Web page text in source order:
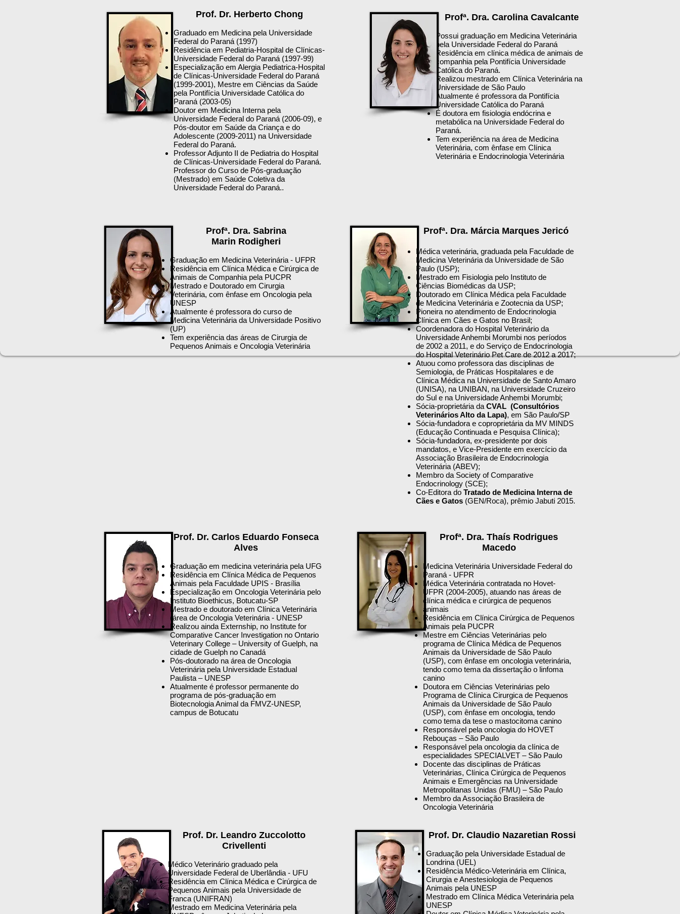
Prof. Dr. Herberto Chong
Graduado em Medicina pela Universidade
Federal do Paraná (1997)
Residência em Pediatria-Hospital de Clínicas-
Universidade Federal do Paraná (1997-99)
Especialização em Alergia Pediatrica-Hospital
de Clínicas-Universidade Federal do Paraná
(1999-2001), Mestre em Ciências da Saúde
pela Pontifícia Universidade Católica do
Paraná (2003-05)
Doutor em Medicina Interna pela
Universidade Federal do Paraná (2006-09), e
Pós-doutor em Saúde da Criança e do
Adolescente (2009-2011) na Universidade
Federal do Paraná.
Professor Adjunto II de Pediatria do Hospital
de Clínicas-Universidade Federal do Paraná.
Professor do Curso de Pós-graduação
(Mestrado) em Saúde Coletiva da
Universidade Federal do Paraná..
Profª. Dra. Carolina Cavalcante
Possui graduação em Medicina Veterinária
pela Universidade Federal do Paraná
Residência em clínica médica de animais de
companhia pela Pontifícia Universidade
Católica do Paraná.
Realizou mestrado em Clínica Veterinária na
Universidade de São Paulo
Atualmente é professora da Pontifícia
Universidade Católica do Paraná
É doutora em fisiologia endócrina e
metabólica na Universidade Federal do
Paraná.
Tem experiência na área de Medicina
Veterinária, com ênfase em Clínica
Veterinária e Endocrinologia Veterinária
Profª. Dra. Sabrina
Marin Rodigheri
Graduação em Medicina Veterinária - UFPR
Residência em Clínica Médica e Cirúrgica de
Animais de Companhia pela PUCPR
Mestrado e Doutorado em Cirurgia
Veterinária, com ênfase em Oncologia pela
UNESP
Atualmente é professora do curso de
Medicina Veterinária da Universidade Positivo
(UP)
Tem experiência das áreas de Cirurgia de
Pequenos Animais e Oncologia Veterinária
Profª. Dra. Márcia Marques Jericó
Médica veterinária, graduada pela Faculdade de
Medicina Veterinária da Universidade de São
Paulo (USP);
Mestrado em Fisiologia pelo Instituto de
Ciências Biomédicas da USP;
Doutorado em Clínica Médica pela Faculdade
de Medicina Veterinária e Zootecnia da USP;
Pioneira no atendimento de Endocrinologia
Clínica em Cães e Gatos no Brasil;
Coordenadora do Hospital Veterinário da
Universidade Anhembi Morumbi nos períodos
de 2002 a 2011, e do Serviço de Endocrinologia
do Hospital Veterinário Pet Care de 2012 a 2017;
Atuou como professora das disciplinas de
Semiologia, de Práticas Hospitalares e de
Clínica Médica na Universidade de Santo Amaro
(UNISA), na UNIBAN, na Universidade Cruzeiro
do Sul e na Universidade Anhembi Morumbi;
Sócia-proprietária da CVAL (Consultórios
Veterinários Alto da Lapa), em São Paulo/SP
Sócia-fundadora e coproprietária da MV MINDS
(Educação Continuada e Pesquisa Clínica);
Sócia-fundadora, ex-presidente por dois
mandatos, e Vice-Presidente em exercício da
Associação Brasileira de Endocrinologia
Veterinária (ABEV);
Membro da Society of Comparative
Endocrinology (SCE);
Co-Editora do Tratado de Medicina Interna de
Cães e Gatos (GEN/Roca), prêmio Jabuti 2015.
Prof. Dr. Carlos Eduardo Fonseca
Alves
Graduação em medicina veterinária pela UFG
Residência em Clínica Médica de Pequenos
Animais pela Faculdade UPIS - Brasília
Especialização em Oncologia Veterinária pelo
Instituto Bioethicus, Botucatu-SP
Mestrado e doutorado em Clínica Veterinária
(área de Oncologia Veterinária - UNESP
Realizou ainda Externship, no Institute for
Comparative Cancer Investigation no Ontario
Veterinary College – University of Guelph, na
cidade de Guelph no Canadá
Pós-doutorado na área de Oncologia
Veterinária pela Universidade Estadual
Paulista – UNESP
Atualmente é professor permanente do
programa de pós-graduação em
Biotecnologia Animal da FMVZ-UNESP,
campus de Botucatu
Profª. Dra. Thaís Rodrigues
Macedo
Medicina Veterinária Universidade Federal do
Paraná - UFPR
Médica Veterinária contratada no Hovet-
UFPR (2004-2005), atuando nas áreas de
clínica médica e cirúrgica de pequenos
animais
Residência em Clínica Cirúrgica de Pequenos
Animais pela PUCPR
Mestre em Ciências Veterinárias pelo
programa de Clínica Médica de Pequenos
Animais da Universidade de São Paulo
(USP), com ênfase em oncologia veterinária,
tendo como tema da dissertação o linfoma
canino
Doutora em Ciências Veterinárias pelo
Programa de Clínica Cirurgica de Pequenos
Animais da Universidade de São Paulo
(USP), com ênfase em oncologia, tendo
como tema da tese o mastocitoma canino
Responsável pela oncologia do HOVET
Rebouças – São Paulo
Responsável pela oncologia da clínica de
especialidades SPECIALVET – São Paulo
Docente das disciplinas de Práticas
Veterinárias, Clínica Cirúrgica de Pequenos
Animais e Emergências na Universidade
Metropolitanas Unidas (FMU) – São Paulo
Membro da Associação Brasileira de
Oncologia Veterinária
Prof. Dr. Leandro Zuccolotto
Crivellenti
Médico Veterinário graduado pela
Universidade Federal de Uberlândia - UFU
Residência em Clínica Médica e Cirúrgica de
Pequenos Animais pela Universidade de
Franca (UNIFRAN)
Mestrado em Medicina Veterinária pela
Prof. Dr. Claudio Nazaretian Rossi
Graduação pela Universidade Estadual de
Londrina (UEL)
Residência Médico-Veterinária em Clínica,
Cirurgia e Anestesiologia de Pequenos
Animais pela UNESP
Mestrado em Clínica Médica Veterinária pela
UNESP